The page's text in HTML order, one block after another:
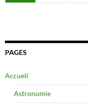
PAGES
Accueil
Astronomie